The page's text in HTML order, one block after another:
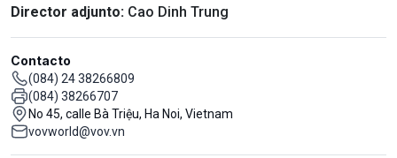
Director adjunto: Cao Dinh Trung
Contacto
(084) 24 38266809
(084) 38266707
No 45, calle Bà Triệu, Ha Noi, Vietnam
vovworld@vov.vn